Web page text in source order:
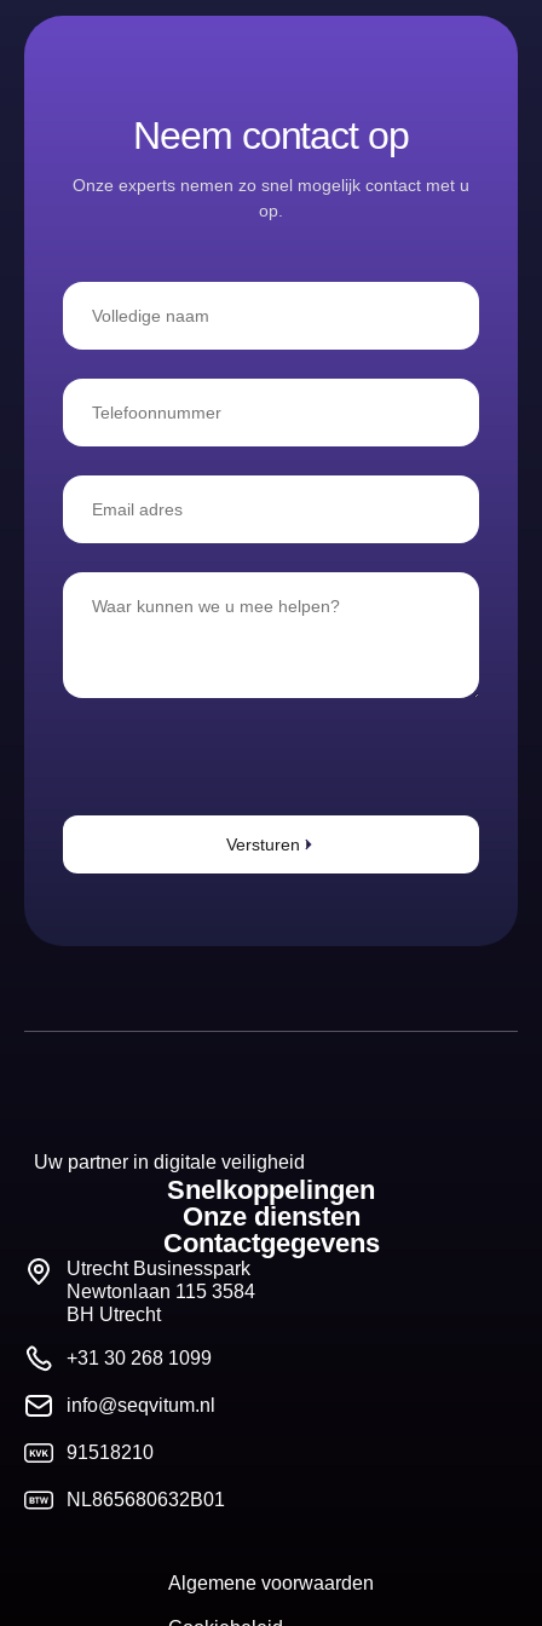
Neem contact op
Onze experts nemen zo snel mogelijk contact met u
op.
Versturen
Uw partner in digitale veiligheid
Snelkoppelingen
Onze diensten
Contactgegevens
Utrecht Businesspark
Newtonlaan 115 3584
BH Utrecht
+31 30 268 1099
info@seqvitum.nl
91518210
NL865680632B01
Algemene voorwaarden